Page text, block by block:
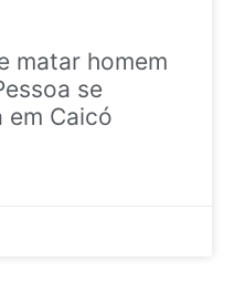
matar homem
se
em Caicó